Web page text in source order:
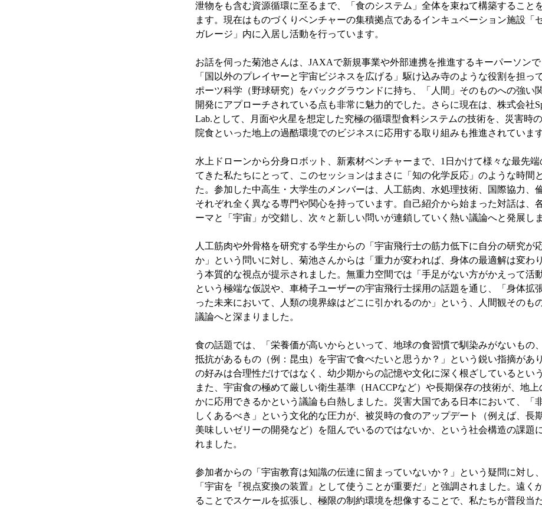
泄物をも含む資源循環に至るまで、「食のシステム」全体を束ねて構築すること
ます。現在はものづくりベンチャーの集積拠点であるインキュベーション施設「
ガレージ」内に入居し活動を行っています。
お話を伺った菊池さんは、JAXAで新規事業や外部連携を推進するキーパーソンで
「国以外のプレイヤーと宇宙ビジネスを広げる」駆け込み寺のような役割を担っ
ポーツ科学（野球研究）をバックグラウンドに持ち、「人間」そのものへの強い
開発にアプローチされている点も非常に魅力的でした。さらに現在は、株式会社
Lab.として、月面や火星を想定した究極の循環型食料システムの技術を、災害時
院食といった地上の過酷環境でのビジネスに応用する取り組みも推進されています
水上ドローンから分身ロボット、新素材ベンチャーまで、1日かけて様々な最先端
てきた私たちにとって、このセッションはまさに「知の化学反応」のような時間
た。参加した中高生・大学生のメンバーは、人工筋肉、水処理技術、国際協力、
それぞれ全く異なる専門や関心を持っています。自己紹介から始まった対話は、
ーマと「宇宙」が交錯し、次々と新しい問いが連鎖していく熱い議論へと発展しま
人工筋肉や外骨格を研究する学生からの「宇宙飛行士の筋力低下に自分の研究が
か」という問いに対し、菊池さんからは「重力が変われば、身体の最適解は変わ
う本質的な視点が提示されました。無重力空間では「手足がない方がかえって活
という極端な仮説や、車椅子ユーザーの宇宙飛行士採用の話題を通じ、「身体拡
った未来において、人類の境界線はどこに引かれるのか」という、人間観そのも
議論へと深まりました。
食の話題では、「栄養価が高いからといって、地球の食習慣で馴染みがないもの
抵抗があるもの（例：昆虫）を宇宙で食べたいと思うか？」という鋭い指摘があ
の好みは合理性だけではなく、幼少期からの記憶や文化に深く根ざしているとい
また、宇宙食の極めて厳しい衛生基準（HACCPなど）や長期保存の技術が、地上
かに応用できるかという議論も白熱しました。災害大国である日本において、「
しくあるべき」という文化的な圧力が、被災時の食のアップデート（例えば、長
美味しいゼリーの開発など）を阻んでいるのではないか、という社会構造の課題
れました。
参加者からの「宇宙教育は知識の伝達に留まっていないか？」という疑問に対し
「宇宙を『視点変換の装置』として使うことが重要だ」と強調されました。遠く
ることでスケールを拡張し、極限の制約環境を想像することで、私たちが普段当